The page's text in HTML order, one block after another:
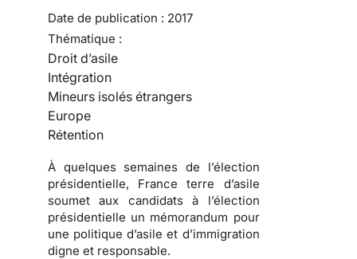
Date de publication : 2017
Thématique :
Droit d’asile
Intégration
Mineurs isolés étrangers
Europe
Rétention
À quelques semaines de l’élection
présidentielle, France terre d’asile
soumet aux candidats à l’élection
présidentielle un mémorandum pour
une politique d’asile et d’immigration
digne et responsable.